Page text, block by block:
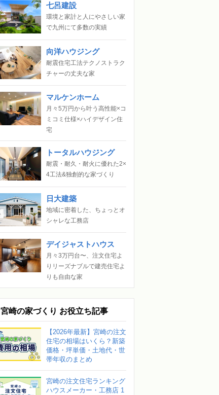
七呂建設
環境と家計と人にやさしい家
で九州にて多数の実績
向洋ハウジング
耐震住宅工法テクノストラク
チャーの丈夫な家
マルケンホーム
月々5万円から叶う高性能×コ
ミコミ仕様×ハイデザイン住
宅
トータルハウジング
耐震・耐久・耐火に優れた2×
4工法&独創的な家づくり
日大建築
地域に密着した、ちょっとオ
シャレな工務店
デイジャストハウス
月々3万円台〜、注文住宅よ
りリーズナブルで建売住宅よ
りも自由な家
宮崎の家づくり お役立ち記事
【2026年最新】宮崎の注文
住宅の相場はいくら？新築
価格・坪単価・土地代・世
帯年収のまとめ
宮崎の注文住宅ランキング
ハウスメーカー・工務店 1